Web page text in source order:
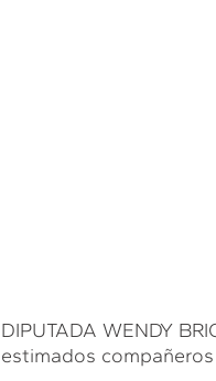
DIPUTADA WENDY
estimados